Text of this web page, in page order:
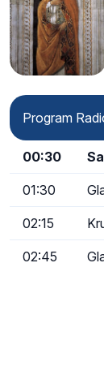
Program
00:30
01:30
02:15
02:45